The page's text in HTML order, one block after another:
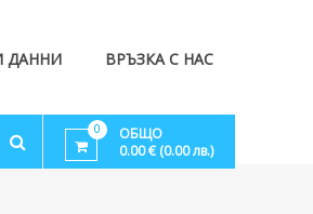
ДАННИ ВРЪЗКА С НАС
0
ОБЩО
0.00 € (0.00 лв.)